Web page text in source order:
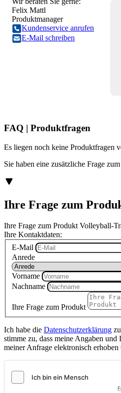
Felix Mattl
Produktmanager
Kundenservice anrufen
E-Mail schreiben
FAQ | Produktfragen
Es liegen noch keine Produktfragen
Sie haben eine zusätzliche Frage
Ihre Frage zum
Ihre Frage zum Produkt Volleyball-
Ihre Kontaktdaten:
E-Mail
Anrede
Vorname
Nachname
Ihre Frage zum Produkt
Ich habe die Datenschutzerklärung
stimme zu, dass meine Angaben
meiner Anfrage elektronisch erhoben